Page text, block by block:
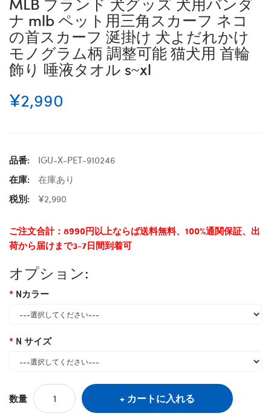
ナ mlb ペット用三角スカーフ ネコ
の首スカーフ 涎掛け 犬よだれかけ
モノグラム柄 調整可能 猫犬用 首輪
飾り 唾液タオル s~xl
¥2,990
品番:
IGU-X-PET-910246
在庫:
在庫あり
税別:
¥2,990
ご注文合計：8990円以上ならば送料無料、100%通関保証、出
荷から届けまで3-7日間到着可
オプション:
Nカラー
N サイズ
数量 カートに入れる